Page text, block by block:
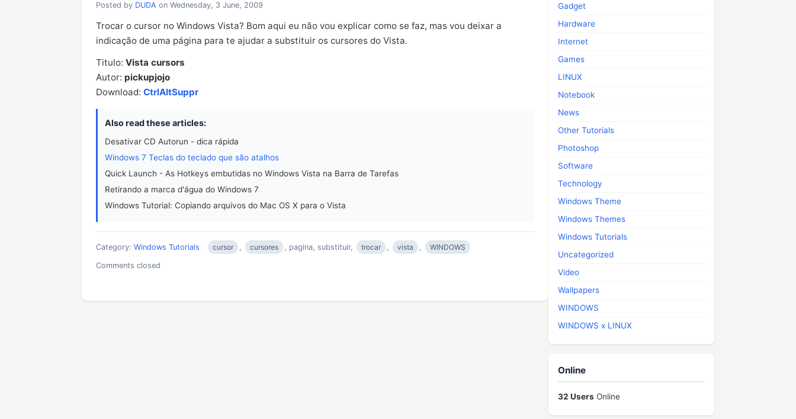
Posted by DUDA on Wednesday, 3 June, 2009
Trocar o cursor no Windows Vista? Bom aqui eu não vou explicar como se faz, mas vou deixar a
indicação de uma página para te ajudar a substituir os cursores do Vista.
Titulo: Vista cursors
Autor: pickupjojo
Download: CtrlAltSuppr
Also read these articles:
Desativar CD Autorun - dica rápida
Windows 7 Teclas do teclado que são atalhos
Quick Launch - As Hotkeys embutidas no Windows Vista na Barra de Tarefas
Retirando a marca d'água do Windows 7
Windows Tutorial: Copiando arquivos do Mac OS X para o Vista
Category: Windows Tutorials cursor , cursores , pagina, substituir, trocar , vista , WINDOWS
Comments closed
Gadget
Hardware
Internet
Games
LINUX
Notebook
News
Other Tutorials
Photoshop
Software
Technology
Windows Theme
Windows Themes
Windows Tutorials
Uncategorized
Video
Wallpapers
WINDOWS
WINDOWS x LINUX
Online
32 Users Online